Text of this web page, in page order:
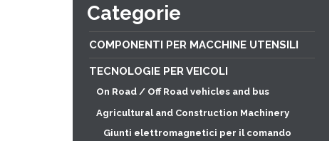
Categorie
COMPONENTI PER MACCHINE UTENSILI
TECNOLOGIE PER VEICOLI
On Road / Off Road vehicles and bus
Agricultural and Construction Machinery
Giunti elettromagnetici per il comando